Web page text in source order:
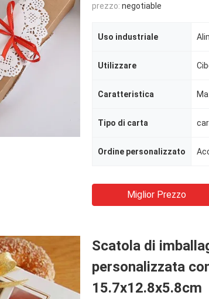
prezzo: negotiable
Uso industriale
Utilizzare
Caratteristica
Tipo di carta
Ordine personalizzato
Miglior Prezzo
Scatola di
personalizzata
15.7x12.8x5.8cm